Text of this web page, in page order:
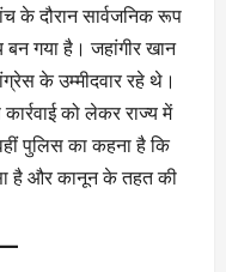
के दौरान सार्वजनिक रूप
बन गया है। जहांगीर खान
के उम्मीदवार रहे थे।
को लेकर राज्य में
पुलिस का कहना है कि
है और कानून के तहत की